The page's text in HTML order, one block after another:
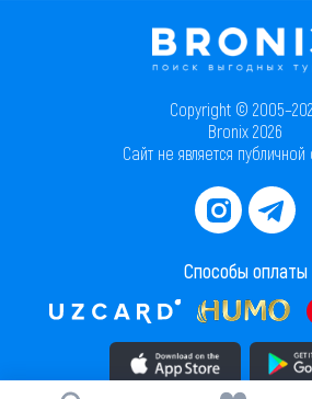
Copyright ©
Bronix 2026
Сайт не является
Способы оплаты
Скачать приложение в